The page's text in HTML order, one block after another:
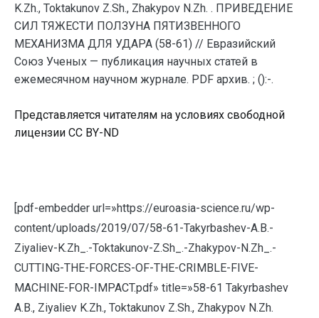
K.Zh., Toktakunov Z.Sh., Zhakypov N.Zh. . ПРИВЕДЕНИЕ
СИЛ ТЯЖЕСТИ ПОЛЗУНА ПЯТИЗВЕННОГО
МЕХАНИЗМА ДЛЯ УДАРА (58-61) // Евразийский
Союз Ученых — публикация научных статей в
ежемесячном научном журнале. PDF архив. ; ():-.
Представляется читателям на условиях свободной
лицензии CC BY-ND
[pdf-embedder url=»https://euroasia-science.ru/wp-
content/uploads/2019/07/58-61-Takyrbashev-A.B.-
Ziyaliev-K.Zh_.-Toktakunov-Z.Sh_.-Zhakypov-N.Zh_.-
CUTTING-THE-FORCES-OF-THE-CRIMBLE-FIVE-
MACHINE-FOR-IMPACT.pdf» title=»58-61 Takyrbashev
A.B., Ziyaliev K.Zh., Toktakunov Z.Sh., Zhakypov N.Zh.